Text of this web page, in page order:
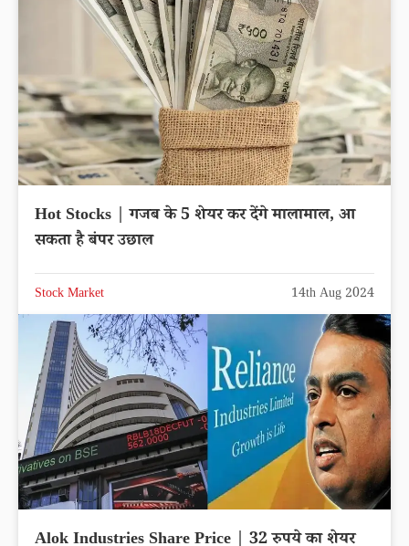
Hot Stocks | गजब के 5 शेयर कर देंगे मालामाल, आ
सकता है बंपर उछाल
Stock Market 14th Aug 2024
Alok Industries Share Price | 32 रुपये का शेयर